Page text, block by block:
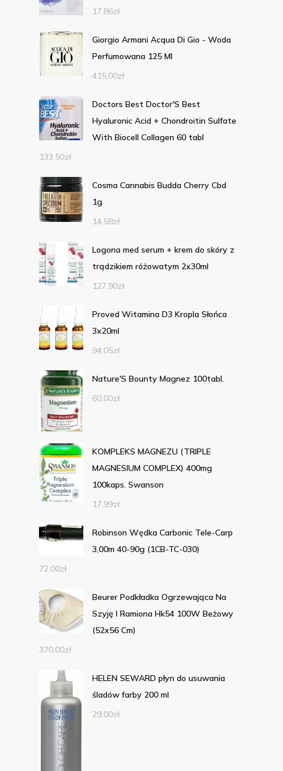
17,86zł
Giorgio Armani Acqua Di Gio - Woda
Perfumowana 125 Ml
415,00zł
Doctors Best Doctor'S Best
Hyaluronic Acid + Chondroitin Sulfate
With Biocell Collagen 60 tabl
133,50zł
Cosma Cannabis Budda Cherry Cbd
1g
14,58zł
Logona med serum + krem do skóry z
trądzikiem różowatym 2x30ml
127,90zł
Proved Witamina D3 Kropla Słońca
3x20ml
94,05zł
Nature'S Bounty Magnez 100tabl.
60,00zł
KOMPLEKS MAGNEZU (TRIPLE
MAGNESIUM COMPLEX) 400mg
100kaps. Swanson
17,99zł
Robinson Wędka Carbonic Tele-Carp
3,00m 40-90g (1CB-TC-030)
72,00zł
Beurer Podkładka Ogrzewająca Na
Szyję I Ramiona Hk54 100W Beżowy
(52x56 Cm)
370,00zł
HELEN SEWARD płyn do usuwania
śladów farby 200 ml
29,00zł